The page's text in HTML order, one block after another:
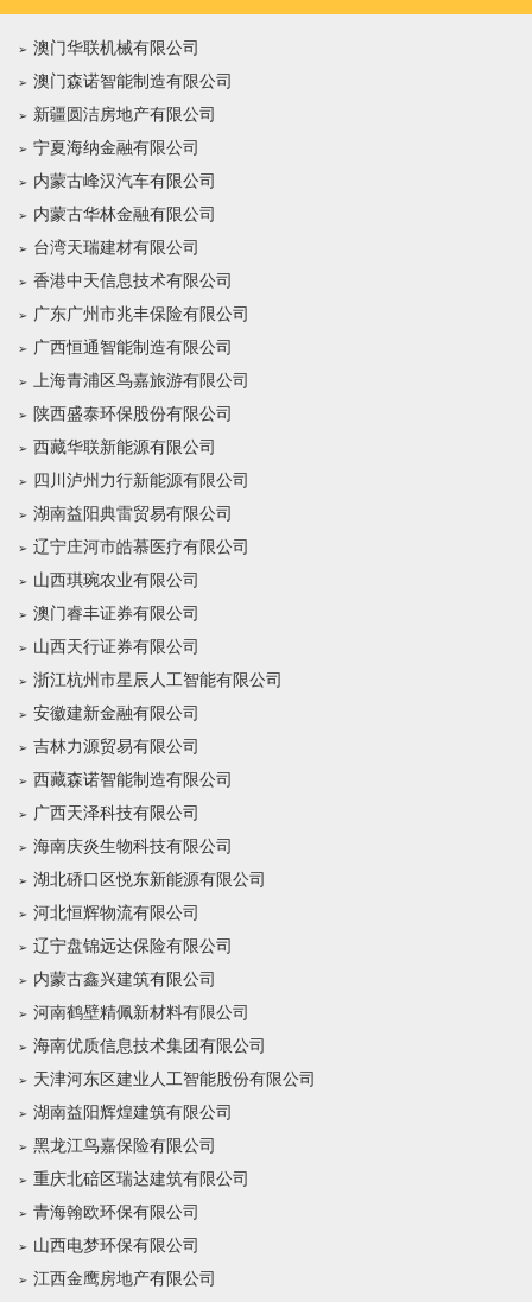
澳门华联机械有限公司
澳门森诺智能制造有限公司
新疆圆洁房地产有限公司
宁夏海纳金融有限公司
内蒙古峰汉汽车有限公司
内蒙古华林金融有限公司
台湾天瑞建材有限公司
香港中天信息技术有限公司
广东广州市兆丰保险有限公司
广西恒通智能制造有限公司
上海青浦区鸟嘉旅游有限公司
陕西盛泰环保股份有限公司
西藏华联新能源有限公司
四川泸州力行新能源有限公司
湖南益阳典雷贸易有限公司
辽宁庄河市皓慕医疗有限公司
山西琪琬农业有限公司
澳门睿丰证券有限公司
山西天行证券有限公司
浙江杭州市星辰人工智能有限公司
安徽建新金融有限公司
吉林力源贸易有限公司
西藏森诺智能制造有限公司
广西天泽科技有限公司
海南庆炎生物科技有限公司
湖北硚口区悦东新能源有限公司
河北恒辉物流有限公司
辽宁盘锦远达保险有限公司
内蒙古鑫兴建筑有限公司
河南鹤壁精佩新材料有限公司
海南优质信息技术集团有限公司
天津河东区建业人工智能股份有限公司
湖南益阳辉煌建筑有限公司
黑龙江鸟嘉保险有限公司
重庆北碚区瑞达建筑有限公司
青海翰欧环保有限公司
山西电梦环保有限公司
江西金鹰房地产有限公司